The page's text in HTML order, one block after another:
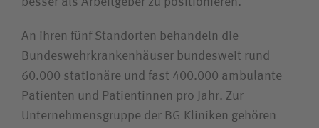
An ihren fünf Standorten behandeln die
Bundeswehrkrankenhäuser bundesweit rund
60.000 stationäre und fast 400.000 ambulante
Patienten und Patientinnen pro Jahr. Zur
Unternehmensgruppe der BG Kliniken gehören